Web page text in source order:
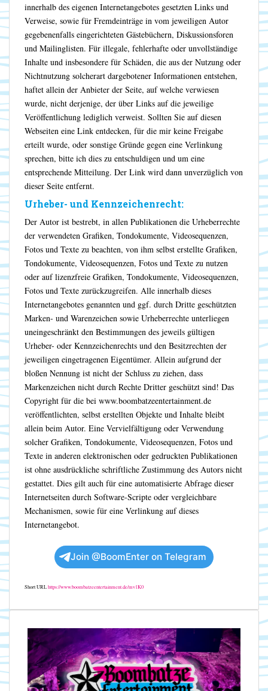
innerhalb des eigenen Internetangebotes gesetzten Links und
Verweise, sowie für Fremdeinträge in vom jeweiligen Autor
gegebenenfalls eingerichteten Gästebüchern, Diskussionsforen
und Mailinglisten. Für illegale, fehlerhafte oder unvollständige
Inhalte und insbesondere für Schäden, die aus der Nutzung oder
Nichtnutzung solcherart dargebotener Informationen entstehen,
haftet allein der Anbieter der Seite, auf welche verwiesen
wurde, nicht derjenige, der über Links auf die jeweilige
Veröffentlichung lediglich verweist. Sollten Sie auf diesen
Webseiten eine Link entdecken, für die mir keine Freigabe
erteilt wurde, oder sonstige Gründe gegen eine Verlinkung
sprechen, bitte ich dies zu entschuldigen und um eine
entsprechende Mitteilung. Der Link wird dann unverzüglich von
dieser Seite entfernt.
Urheber- und Kennzeichenrecht:
Der Autor ist bestrebt, in allen Publikationen die Urheberrechte
der verwendeten Grafiken, Tondokumente, Videosequenzen,
Fotos und Texte zu beachten, von ihm selbst erstellte Grafiken,
Tondokumente, Videosequenzen, Fotos und Texte zu nutzen
oder auf lizenzfreie Grafiken, Tondokumente, Videosequenzen,
Fotos und Texte zurückzugreifen. Alle innerhalb dieses
Internetangebotes genannten und ggf. durch Dritte geschützten
Marken- und Warenzeichen sowie Urheberrechte unterliegen
uneingeschränkt den Bestimmungen des jeweils gültigen
Urheber- oder Kennzeichenrechts und den Besitzrechten der
jeweiligen eingetragenen Eigentümer. Allein aufgrund der
bloßen Nennung ist nicht der Schluss zu ziehen, dass
Markenzeichen nicht durch Rechte Dritter geschützt sind! Das
Copyright für die bei www.boombatzeentertainment.de
veröffentlichten, selbst erstellten Objekte und Inhalte bleibt
allein beim Autor. Eine Vervielfältigung oder Verwendung
solcher Grafiken, Tondokumente, Videosequenzen, Fotos und
Texte in anderen elektronischen oder gedruckten Publikationen
ist ohne ausdrückliche schriftliche Zustimmung des Autors nicht
gestattet. Dies gilt auch für eine automatisierte Abfrage dieser
Internetseiten durch Software-Scripte oder vergleichbare
Mechanismen, sowie für eine Verlinkung auf dieses
Internetangebot.
Join @BoomEnter on Telegram
Short URLhttps://www.boombatzeentertainment.de/mv1K0